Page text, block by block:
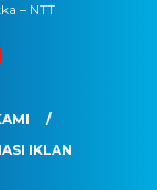
– NTT
IKLAN